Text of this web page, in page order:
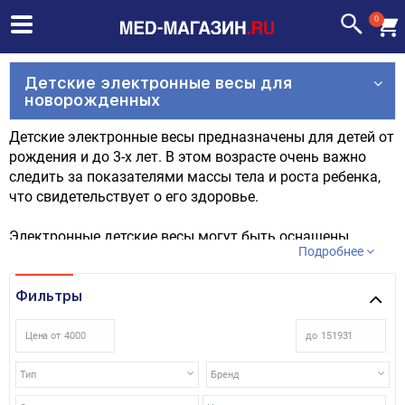
0
Детские электронные весы для
новорожденных
Детские электронные весы предназначены для детей от
рождения и до 3-х лет. В этом возрасте очень важно
следить за показателями массы тела и роста ребенка,
что свидетельствует о его здоровье.
Электронные детские весы могут быть оснащены
дополнительно либо ростомером, либо съемной
кюветой.
Детские электронные весы для новорожденных будут
полезны в любом доме, в любой заботливой семье, где
следят за здоровьем малыша.
Выбрать и купить весы детские для новорожденных вы
можете на этой странице.
Весы для новорожденных в Москве и других городах
Подробнее
Фильтры
Цена от до
Тип Бренд